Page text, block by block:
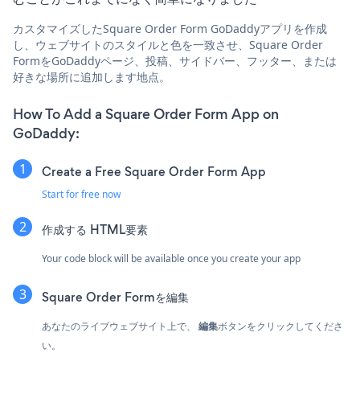
カスタマイズしたSquare Order Form GoDaddyアプリを作成
し、ウェブサイトのスタイルと色を一致させ、Square Order
FormをGoDaddyページ、投稿、サイドバー、フッター、または
好きな場所に追加します地点。
How To Add a Square Order Form App on
GoDaddy:
Create a Free Square Order Form App
Start for free now
作成する HTML要素
Your code block will be available once you create your app
Square Order Formを編集
あなたのライブウェブサイト上で、 編集ボタンをクリックしてくださ
い。